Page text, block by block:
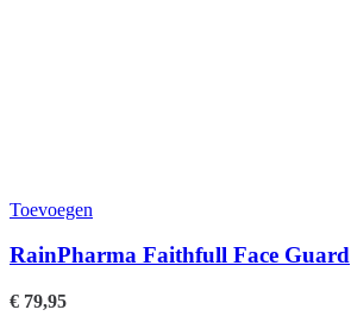
Toevoegen
RainPharma Faithfull Face Guard
€ 79,95